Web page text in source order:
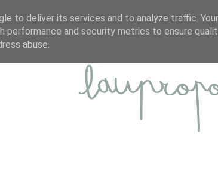
ABOUT DISCLAIMER CONTACT
to deliver its services and to analyze traffic.
performance and security metrics to ensure
abuse.